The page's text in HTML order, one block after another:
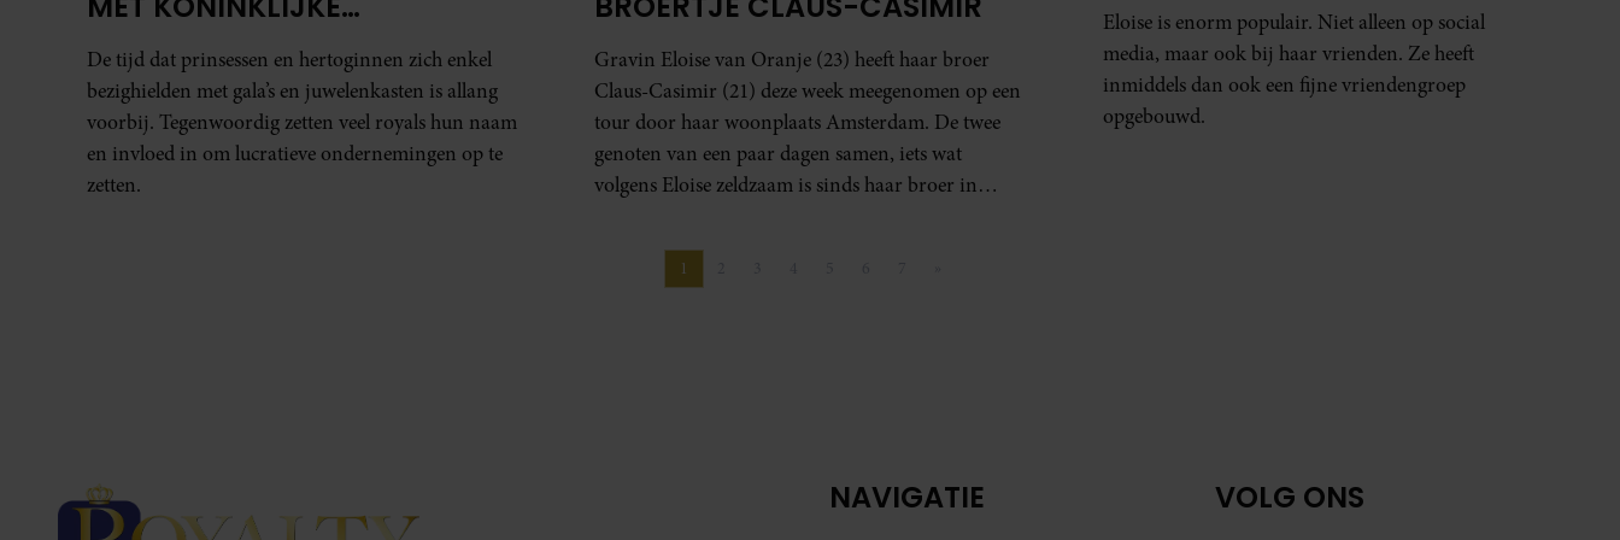
SCHNABBELS
De tijd dat prinsessen en hertoginnen zich enkel
bezighielden met gala’s en juwelenkasten is allang
voorbij. Tegenwoordig zetten veel royals hun naam
en invloed in om lucratieve ondernemingen op te
zetten.
Gravin Eloise van Oranje (23) heeft haar broer
Claus-Casimir (21) deze week meegenomen op een
tour door haar woonplaats Amsterdam. De twee
genoten van een paar dagen samen, iets wat
volgens Eloise zeldzaam is sinds haar broer in
Eloise is enorm populair. Niet alleen op social
media, maar ook bij haar vrienden. Ze heeft
inmiddels dan ook een fijne vriendengroep
opgebouwd.
Pagina
1
NAVIGATIE VOLG ONS